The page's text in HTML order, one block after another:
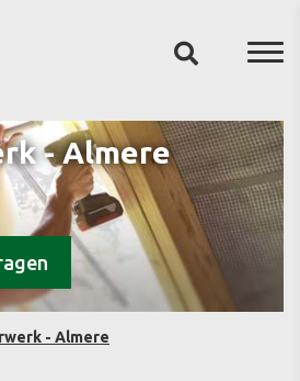
- Almere
- Almere